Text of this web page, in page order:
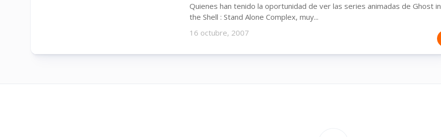
Quienes han tenido la oportunidad de ver las series animadas de Ghost in
the Shell : Stand Alone Complex, muy...
16 octubre, 2007